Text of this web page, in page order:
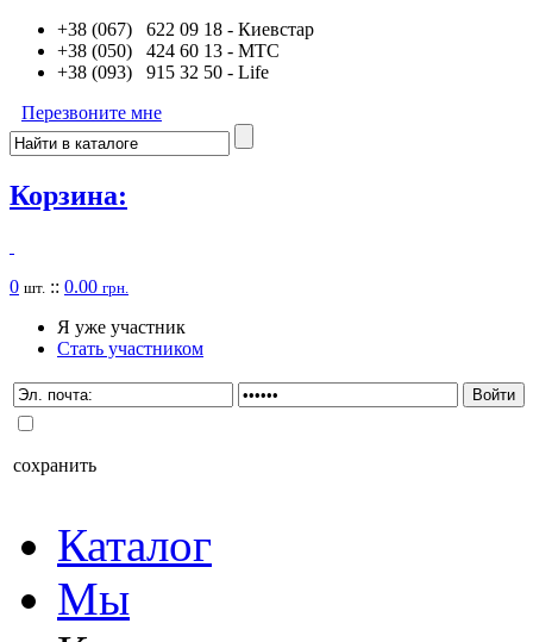
+38 (067) 622 09 18 - Киевстар
+38 (050) 424 60 13 - MTC
+38 (093) 915 32 50 - Life
Перезвоните мне
Корзина:
0 шт. :: 0.00 грн.
Я уже участник
Стать участником
сохранить
Каталог
Мы